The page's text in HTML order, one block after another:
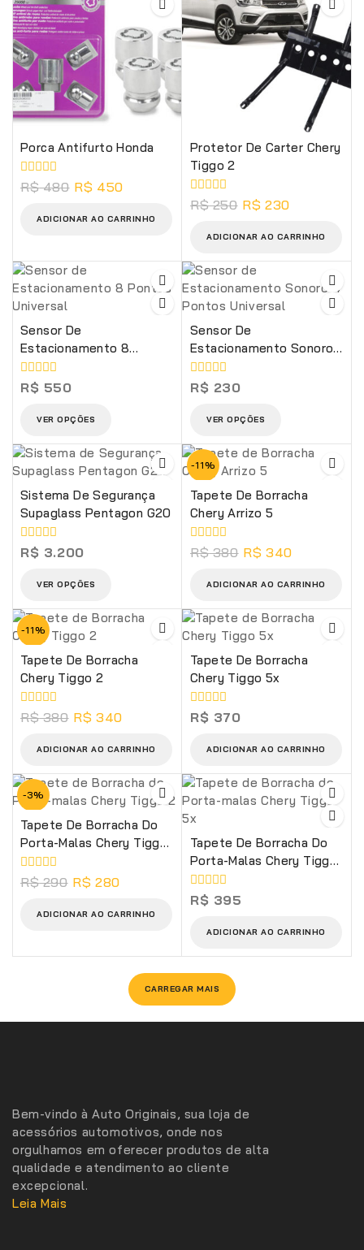
Porca Antifurto Honda
0
R$480 R$ 450
ADICIONAR AO CARRINHO
Protetor De Carter Chery
Tiggo 2
0
R$250 R$ 230
ADICIONAR AO CARRINHO
Sensor De
Estacionamento 8
Pontos Universal
0
R$ 550
VER OPÇÕES
Sensor De
Estacionamento Sonoro
4 Pontos Universal
0
R$ 230
VER OPÇÕES
Sistema De Segurança
Supaglass Pentagon G20
0
R$ 3.200
VER OPÇÕES
-11%
Tapete De Borracha
Chery Arrizo 5
0
R$380 R$ 340
ADICIONAR AO CARRINHO
-11%
Tapete De Borracha
Chery Tiggo 2
0
R$380 R$ 340
ADICIONAR AO CARRINHO
Tapete De Borracha
Chery Tiggo 5x
0
R$ 370
ADICIONAR AO CARRINHO
-3%
Tapete De Borracha Do
Porta-Malas Chery Tiggo
2
0
R$290 R$ 280
ADICIONAR AO CARRINHO
Tapete De Borracha Do
Porta-Malas Chery Tiggo
5x
0
R$ 395
ADICIONAR AO CARRINHO
CARREGAR MAIS
Bem-vindo à Auto Originais, sua loja de
acessórios automotivos, onde nos
orgulhamos em oferecer produtos de alta
qualidade e atendimento ao cliente
excepcional.
Leia Mais